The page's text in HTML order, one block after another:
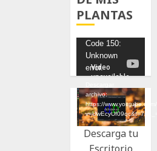
PLANTAS
Reproductor
de
vídeo
Code 150:
Unknown
error.
archivo:
https://
Descarga tu